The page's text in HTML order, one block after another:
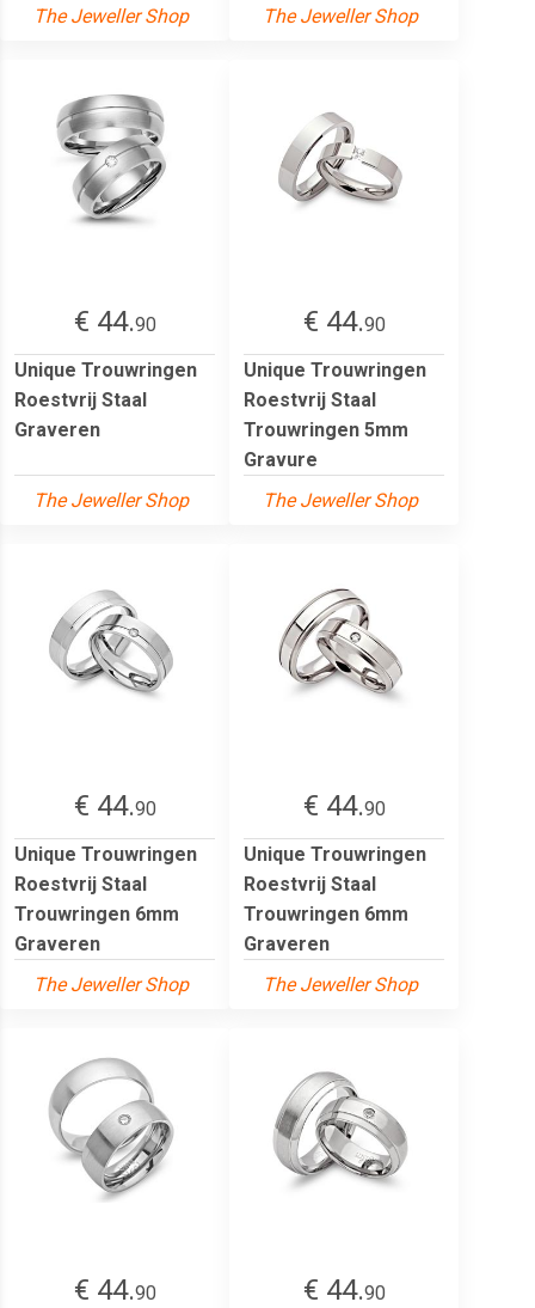
The Jeweller Shop
The Jeweller Shop
€ 44.90
Unique Trouwringen
Roestvrij Staal
Graveren
The Jeweller Shop
€ 44.90
Unique Trouwringen
Roestvrij Staal
Trouwringen 5mm
Gravure
The Jeweller Shop
€ 44.90
Unique Trouwringen
Roestvrij Staal
Trouwringen 6mm
Graveren
The Jeweller Shop
€ 44.90
Unique Trouwringen
Roestvrij Staal
Trouwringen 6mm
Graveren
The Jeweller Shop
€ 44.90
€ 44.90